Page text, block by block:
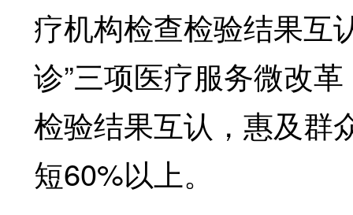
疗机构检查检验结果互
诊”三项医疗服务微改
检验结果互认，惠及群
短60%以上。